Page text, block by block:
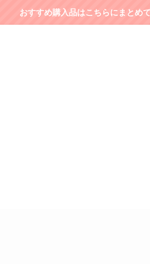
おすすめ購入品はこちらにまとめ